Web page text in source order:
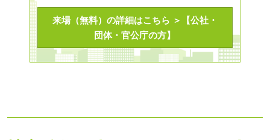
来場（無料）の詳細はこちら ＞【公社・
団体・官公庁の方】